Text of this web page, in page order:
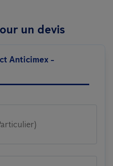
un devis
Anticimex -